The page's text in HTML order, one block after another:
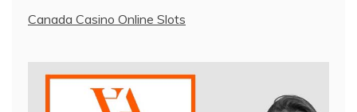
Canada Casino Online Slots